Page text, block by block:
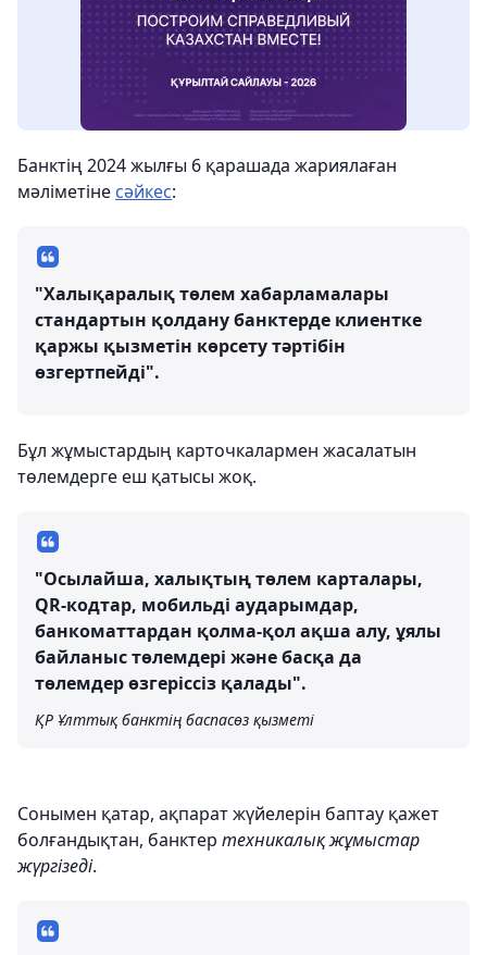
Банктің 2024 жылғы 6 қарашада жариялаған
мәліметіне сәйкес:
"Халықаралық төлем хабарламалары
стандартын қолдану банктерде клиентке
қаржы қызметін көрсету тәртібін
өзгертпейді".
Бұл жұмыстардың карточкалармен жасалатын
төлемдерге еш қатысы жоқ.
"Осылайша, халықтың төлем карталары,
QR-кодтар, мобильді аударымдар,
банкоматтардан қолма-қол ақша алу, ұялы
байланыс төлемдері және басқа да
төлемдер өзгеріссіз қалады".
ҚР Ұлттық банктің баспасөз қызметі
Сонымен қатар, ақпарат жүйелерін баптау қажет
болғандықтан, банктер техникалық жұмыстар
жүргізеді.